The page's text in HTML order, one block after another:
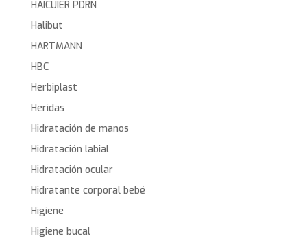
HAICUIER PDRN
Halibut
HARTMANN
HBC
Herbiplast
Heridas
Hidratación de manos
Hidratación labial
Hidratación ocular
Hidratante corporal bebé
Higiene
Higiene bucal